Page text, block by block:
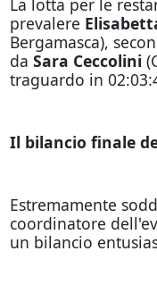
La lotta per le
prevalere
Bergamasca),
da Sara Ceccolini
traguardo in
Il bilancio finale
Estremamente
coordinatore
un bilancio